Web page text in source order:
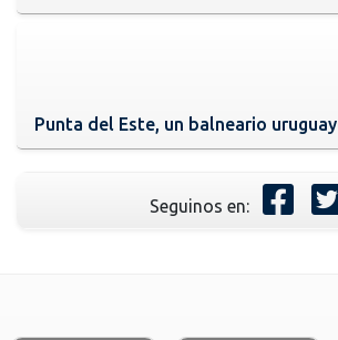
Punta del Este, un balneario
Seguinos en: